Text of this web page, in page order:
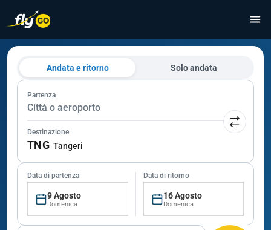
Andata e ritorno Solo andata
Partenza
Città o aeroporto
Destinazione
TNG Tangeri
Data di partenza
9 Agosto
Domenica
Data di ritorno
16 Agosto
Domenica